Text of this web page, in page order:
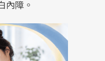
內障。